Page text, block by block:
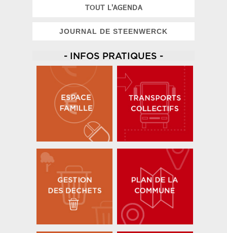
TOUT L'AGENDA
JOURNAL DE STEENWERCK
- INFOS PRATIQUES -